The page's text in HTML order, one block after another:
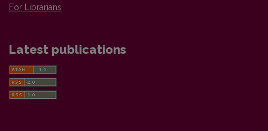
For Librarians
Latest publications